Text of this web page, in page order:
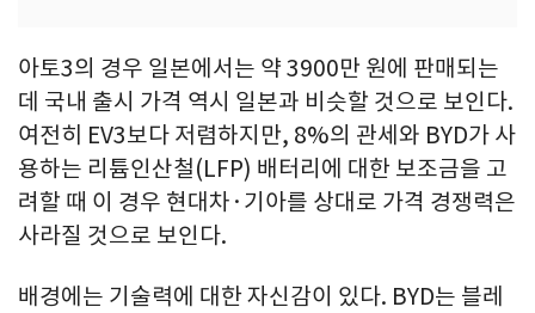
아토3의 경우 일본에서는 약 3900만 원에 판매되는
데 국내 출시 가격 역시 일본과 비슷할 것으로 보인다.
여전히 EV3보다 저렴하지만, 8%의 관세와 BYD가 사
용하는 리튬인산철(LFP) 배터리에 대한 보조금을 고
려할 때 이 경우 현대차·기아를 상대로 가격 경쟁력은
사라질 것으로 보인다.
배경에는 기술력에 대한 자신감이 있다. BYD는 블레